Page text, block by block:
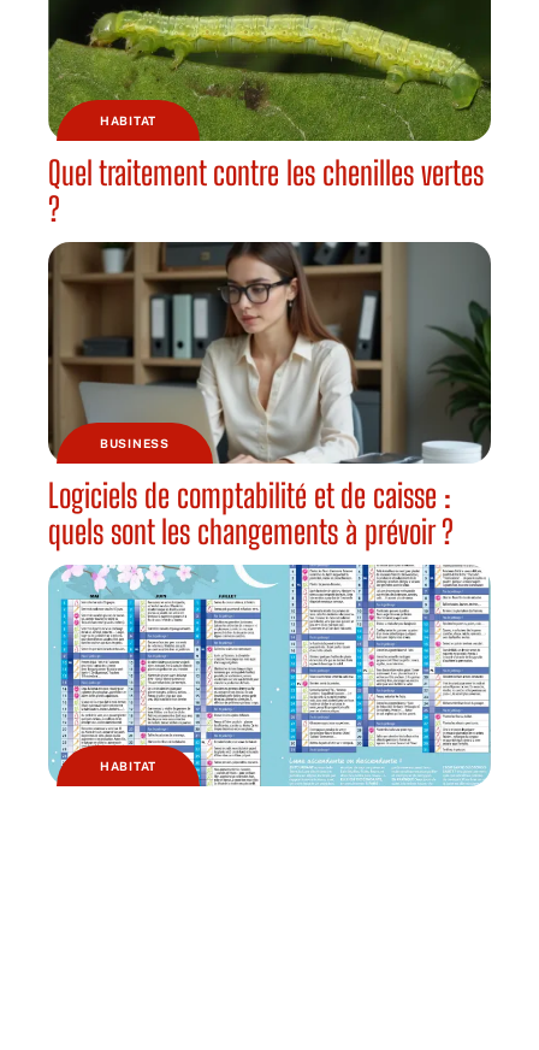
HABITAT
Quel traitement contre les chenilles vertes
?
BUSINESS
Logiciels de comptabilité et de caisse :
quels sont les changements à prévoir ?
HABITAT